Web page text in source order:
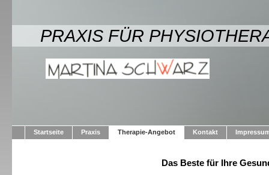
PRAXIS FÜR
Startseite Praxis Therapie-Angebot Kontakt
Das Beste für Ihre